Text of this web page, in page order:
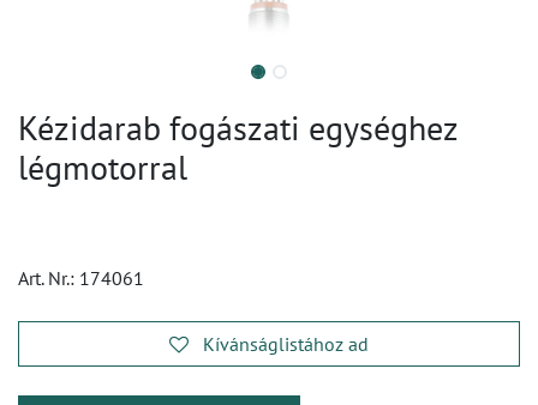
Kézidarab fogászati egységhez
légmotorral
Art. Nr.: 174061
Kívánságlistához ad